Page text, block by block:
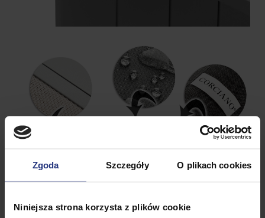
Zgoda Szczegóły O plikach cookies
Niniejsza strona korzysta z plików cookie